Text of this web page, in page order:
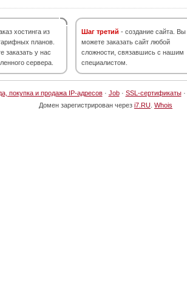
хостинга из
планов.
заказать у нас
сервера.
Шаг третий - создание сайта. Вы
можете заказать сайт любой
сложности, связавшись с нашим
специалистом.
покупка и продажа IP-адресов· Job· SSL-сертификаты·
Домен зарегистрирован через i7.RU Whois